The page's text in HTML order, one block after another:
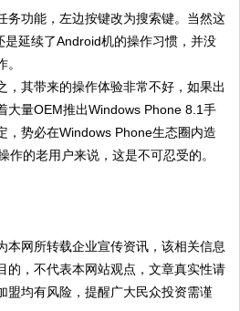
务功能，左边按键改为搜索键。当然这
延续了Android机的操作习惯，并没
，其带来的操作体验非常不好，如果出
大量OEM推出Windows Phone 8.1手
，势必在Windows Phone生态圈内造
作的老用户来说，这是不可忍受的。
本网所转载企业宣传资讯，该相关信息
的，不代表本网站观点，文章真实性请
盟均有风险，提醒广大民众投资需谨